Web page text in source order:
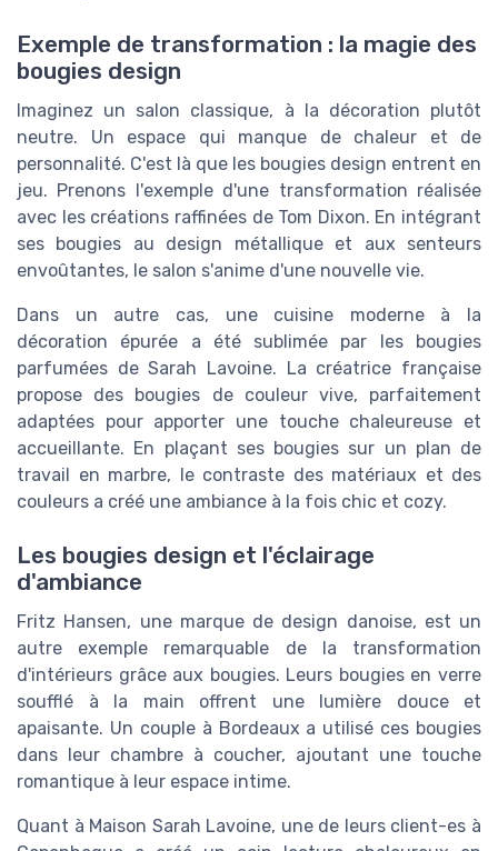
Exemple de transformation : la magie des
bougies design
Imaginez un salon classique, à la décoration plutôt
neutre. Un espace qui manque de chaleur et de
personnalité. C'est là que les bougies design entrent en
jeu. Prenons l'exemple d'une transformation réalisée
avec les créations raffinées de Tom Dixon. En intégrant
ses bougies au design métallique et aux senteurs
envoûtantes, le salon s'anime d'une nouvelle vie.
Dans un autre cas, une cuisine moderne à la
décoration épurée a été sublimée par les bougies
parfumées de Sarah Lavoine. La créatrice française
propose des bougies de couleur vive, parfaitement
adaptées pour apporter une touche chaleureuse et
accueillante. En plaçant ses bougies sur un plan de
travail en marbre, le contraste des matériaux et des
couleurs a créé une ambiance à la fois chic et cozy.
Les bougies design et l'éclairage
d'ambiance
Fritz Hansen, une marque de design danoise, est un
autre exemple remarquable de la transformation
d'intérieurs grâce aux bougies. Leurs bougies en verre
soufflé à la main offrent une lumière douce et
apaisante. Un couple à Bordeaux a utilisé ces bougies
dans leur chambre à coucher, ajoutant une touche
romantique à leur espace intime.
Quant à Maison Sarah Lavoine, une de leurs client-es à